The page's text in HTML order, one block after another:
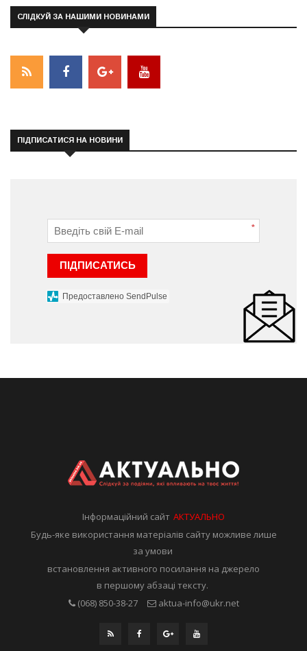
СЛІДКУЙ ЗА НАШИМИ НОВИНАМИ
ПІДПИСАТИСЯ НА НОВИНИ
*
ПІДПИСАТИСЬ
Предоставлено SendPulse
Інформаційний сайтАКТУАЛЬНО
Будь-яке використання матеріалів сайту можливе лише
за умови
встановлення активного посилання на джерело
в першому абзаці тексту.
(068) 850-38-27
aktua-info@ukr.net